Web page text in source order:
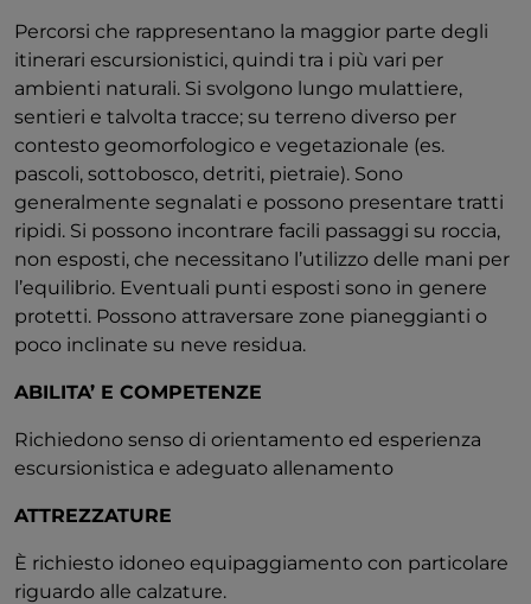
Percorsi che rappresentano la maggior parte degli
itinerari escursionistici, quindi tra i più vari per
ambienti naturali. Si svolgono lungo mulattiere,
sentieri e talvolta tracce; su terreno diverso per
contesto geomorfologico e vegetazionale (es.
pascoli, sottobosco, detriti, pietraie). Sono
generalmente segnalati e possono presentare tratti
ripidi. Si possono incontrare facili passaggi su roccia,
non esposti, che necessitano l’utilizzo delle mani per
l’equilibrio. Eventuali punti esposti sono in genere
protetti. Possono attraversare zone pianeggianti o
poco inclinate su neve residua.
ABILITA’ E COMPETENZE
Richiedono senso di orientamento ed esperienza
escursionistica e adeguato allenamento
ATTREZZATURE
È richiesto idoneo equipaggiamento con particolare
riguardo alle calzature.